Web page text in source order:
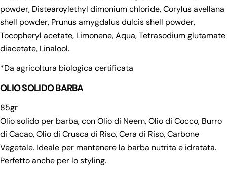
powder, Distearoylethyl dimonium chloride, Corylus avellana
shell powder, Prunus amygdalus dulcis shell powder,
Tocopheryl acetate, Limonene, Aqua, Tetrasodium glutamate
diacetate, Linalool.
*Da agricoltura biologica certificata
OLIO SOLIDO BARBA
85gr
Olio solido per barba, con Olio di Neem, Olio di Cocco, Burro
di Cacao, Olio di Crusca di Riso, Cera di Riso, Carbone
Vegetale. Ideale per mantenere la barba nutrita e idratata.
Perfetto anche per lo styling.
Condividere
Copia
Condividi
su
Condividi
su su
Il
nome
La
Il
tuo
Il
tuo